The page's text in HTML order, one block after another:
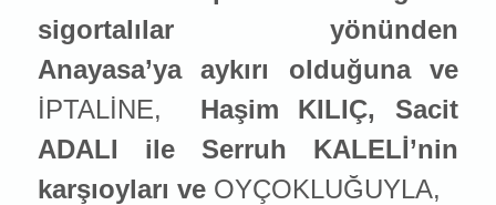
sigortalılar yönünden
Anayasa’ya aykırı olduğuna ve
İPTALİNE,
Haşim KILIÇ, Sacit
ADALI ile Serruh KALELİ’nin
karşıoyları ve OYÇOKLUĞUYLA,